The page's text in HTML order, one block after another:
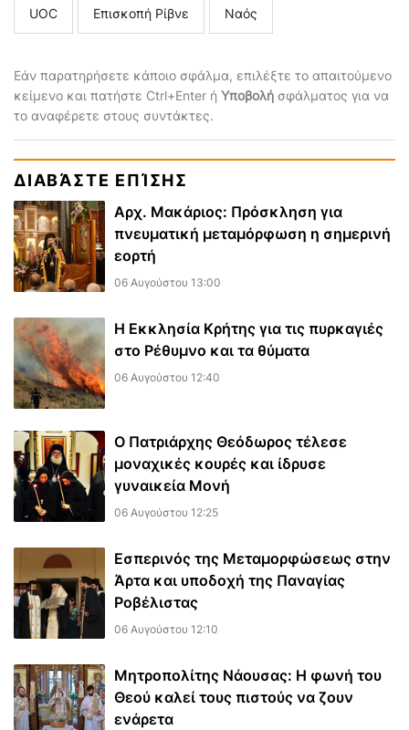
UOC Επισκοπή Ρίβνε Ναός
Εάν παρατηρήσετε κάποιο σφάλμα, επιλέξτε το απαιτούμενο
κείμενο και πατήστε Ctrl+Enter ή Υποβολή σφάλματος για να
το αναφέρετε στους συντάκτες.
ΔΙΑΒΆΣΤΕ ΕΠΊΣΗΣ
Αρχ. Μακάριος: Πρόσκληση για
πνευματική μεταμόρφωση η σημερινή
εορτή
06 Αυγούστου 13:00
Η Εκκλησία Κρήτης για τις πυρκαγιές
στο Ρέθυμνο και τα θύματα
06 Αυγούστου 12:40
Ο Πατριάρχης Θεόδωρος τέλεσε
μοναχικές κουρές και ίδρυσε
γυναικεία Μονή
06 Αυγούστου 12:25
Εσπερινός της Μεταμορφώσεως στην
Άρτα και υποδοχή της Παναγίας
Ροβέλιστας
06 Αυγούστου 12:10
Μητροπολίτης Νάουσας: Η φωνή του
Θεού καλεί τους πιστούς να ζουν
ενάρετα